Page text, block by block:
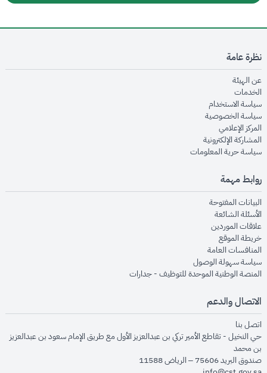
نظرة عامة
عن الهيئةopens in new window
الخدماتopens in new window
سياسة الاستخدام
سياسة الخصوصيةopens in new window
المركز الإعلاميopens in new window
المشاركة الإلكترونيةopens in new window
سياسة حرية المعلوماتopens in new window
روابط مهمة
البيانات المفتوحةopens in new window
الأسئلة الشائعةopens in new window
علاقات الموردينopens in new window
خريطة الموقعopens in new window
المنافسات العامةopens in new window
سياسة سهولة الوصولopens in new window
المنصة الوطنية الموحدة للتوظيف - جداراتopens in new window
الاتصال والدعم
اتصل بنا
حي النخيل - تقاطع الأمير تركي بن عبدالعزيز الأول مع طريق الإمام سعود بن عبدالعزيز
بن محمد
صندوق البريد 75606 – الرياض 11588